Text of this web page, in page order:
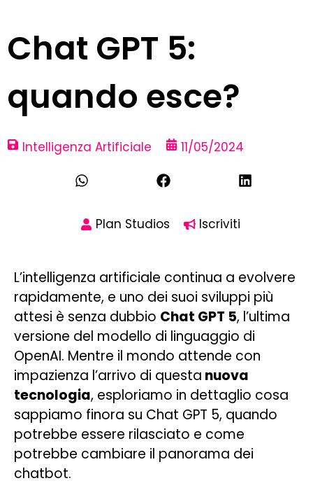
Chat GPT 5:
quando esce?
Intelligenza Artificiale 11/05/2024
Plan Studios Iscriviti
L’intelligenza artificiale continua a evolvere
rapidamente, e uno dei suoi sviluppi più
attesi è senza dubbio Chat GPT 5, l’ultima
versione del modello di linguaggio di
OpenAI. Mentre il mondo attende con
impazienza l’arrivo di questa nuova
tecnologia, esploriamo in dettaglio cosa
sappiamo finora su Chat GPT 5, quando
potrebbe essere rilasciato e come
potrebbe cambiare il panorama dei
chatbot.